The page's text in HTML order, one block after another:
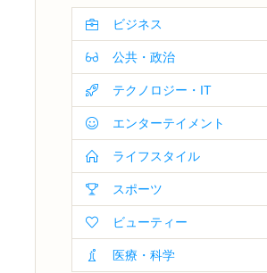
ビジネス
公共・政治
テクノロジー・IT
エンターテイメント
ライフスタイル
スポーツ
ビューティー
医療・科学